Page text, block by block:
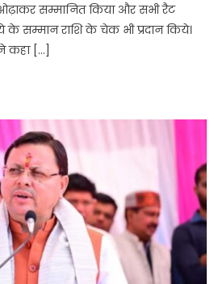
सम्मानित किया और सभी रैट
के सम्मान राशि के चेक भी प्रदान किये।
ने कहा […]